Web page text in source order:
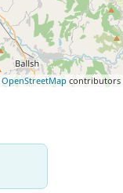
OpenStreetMap contributors